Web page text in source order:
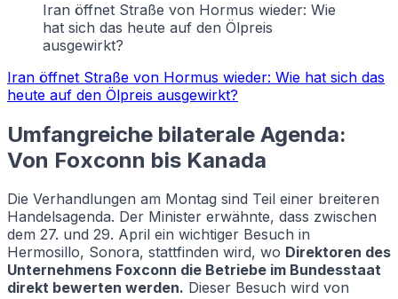
Iran öffnet Straße von Hormus wieder: Wie
hat sich das heute auf den Ölpreis
ausgewirkt?
Iran öffnet Straße von Hormus wieder: Wie hat sich das
heute auf den Ölpreis ausgewirkt?
Umfangreiche bilaterale Agenda:
Von Foxconn bis Kanada
Die Verhandlungen am Montag sind Teil einer breiteren
Handelsagenda. Der Minister erwähnte, dass zwischen
dem 27. und 29. April ein wichtiger Besuch in
Hermosillo, Sonora, stattfinden wird, wo Direktoren des
Unternehmens Foxconn die Betriebe im Bundesstaat
direkt bewerten werden. Dieser Besuch wird von